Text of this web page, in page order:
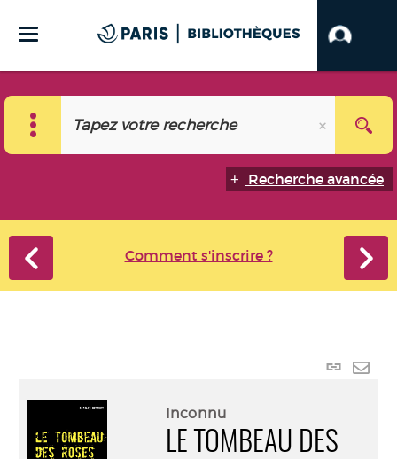
Recherche avancée
Comment s'inscrire ?
Lien
Inconnu
LE TOMBEAU DES